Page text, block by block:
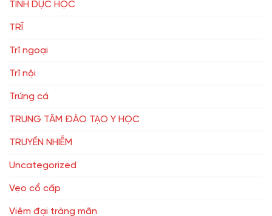
TÌNH DỤC HỌC
TRĨ
Trĩ ngoại
Trĩ nội
Trứng cá
TRUNG TÂM ĐÀO TẠO Y HỌC
TRUYỀN NHIỄM
Uncategorized
Vẹo cổ cấp
Viêm đại tràng mãn